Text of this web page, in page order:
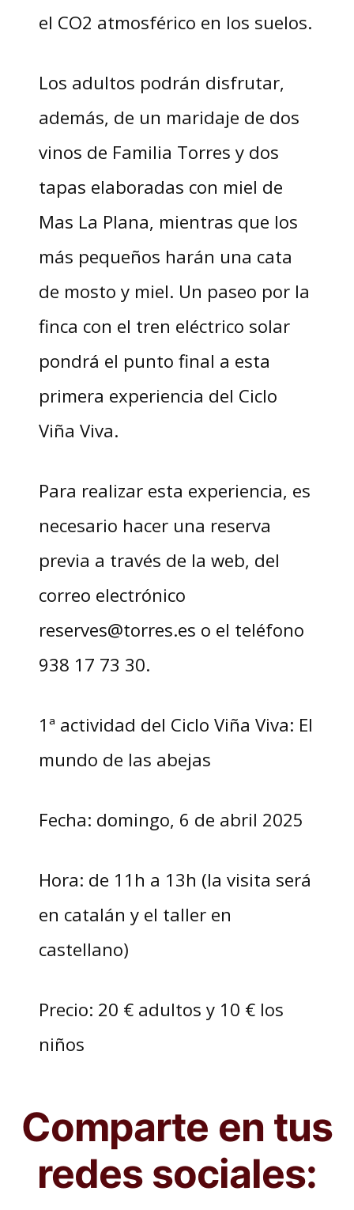
el CO2 atmosférico en los suelos.
Los adultos podrán disfrutar,
además, de un maridaje de dos
vinos de Familia Torres y dos
tapas elaboradas con miel de
Mas La Plana, mientras que los
más pequeños harán una cata
de mosto y miel. Un paseo por la
finca con el tren eléctrico solar
pondrá el punto final a esta
primera experiencia del Ciclo
Viña Viva.
Para realizar esta experiencia, es
necesario hacer una reserva
previa a través de la web, del
correo electrónico
reserves@torres.es o el teléfono
938 17 73 30.
1ª actividad del Ciclo Viña Viva: El
mundo de las abejas
Fecha: domingo, 6 de abril 2025
Hora: de 11h a 13h (la visita será
en catalán y el taller en
castellano)
Precio: 20 € adultos y 10 € los
niños
Comparte en tus
redes sociales: